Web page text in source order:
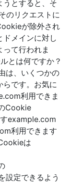
うとすると、そ
のリクエストに
が除外され
ドメインに対し
て行われま
とは何ですか？
は、いくつかの
らです。お気に
利用できま
Cookie
example.com
利用できます
は
定できるよう